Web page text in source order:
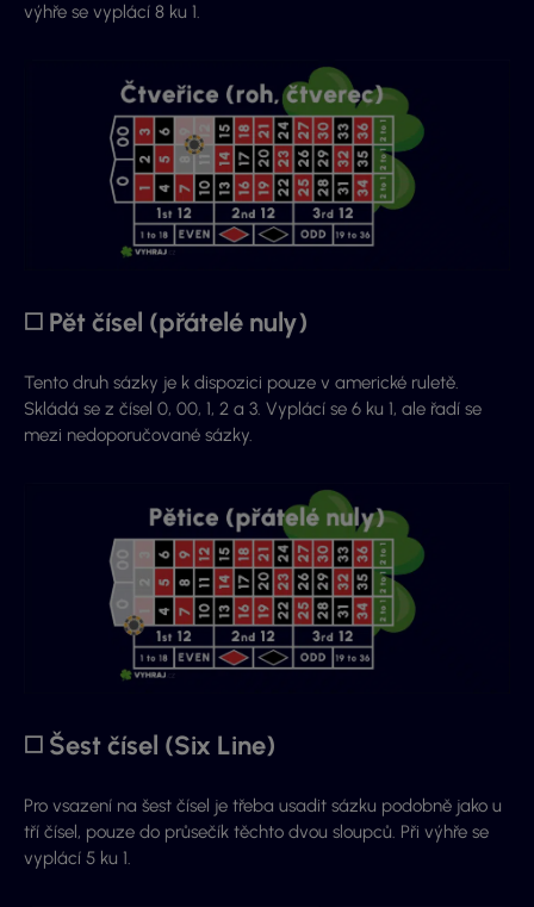
výhře se vyplácí 8 ku 1.
◻️ Pět čísel (přátelé nuly)
Tento druh sázky je k dispozici pouze v americké ruletě.
Skládá se z čísel 0, 00, 1, 2 a 3. Vyplácí se 6 ku 1, ale řadí se
mezi nedoporučované sázky.
◻️ Šest čísel (Six Line)
Pro vsazení na šest čísel je třeba usadit sázku podobně jako u
tří čísel, pouze do průsečík těchto dvou sloupců. Při výhře se
vyplácí 5 ku 1.